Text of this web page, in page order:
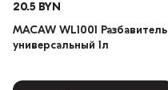
20.5 BYN
MACAW WL1001 Разбавитель
универсальный 1л